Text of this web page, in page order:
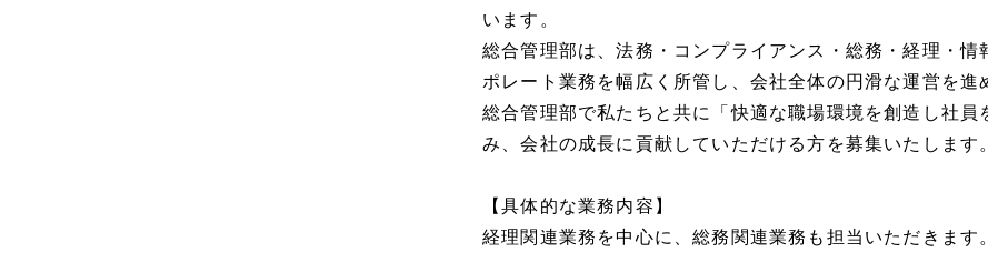
います。
総合管理部は、法務・コンプライアンス・総務・経理・
ポレート業務を幅広く所管し、会社全体の円滑な運営を進
総合管理部で私たちと共に「快適な職場環境を創造し社員
み、会社の成長に貢献していただける方を募集いたします。
【具体的な業務内容】
経理関連業務を中心に、総務関連業務も担当いただきます。